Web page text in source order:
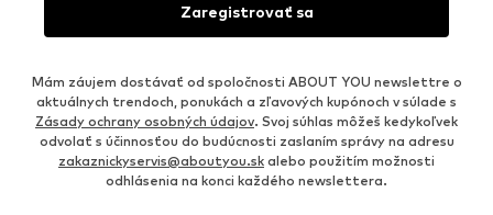
Zaregistrovať sa
Mám záujem dostávať od spoločnosti ABOUT YOU newslettre o
aktuálnych trendoch, ponukách a zľavových kupónoch v súlade s
Zásady ochrany osobných údajov. Svoj súhlas môžeš kedykoľvek
odvolať s účinnosťou do budúcnosti zaslaním správy na adresu
zakaznickyservis@aboutyou.sk alebo použitím možnosti
odhlásenia na konci každého newslettera.